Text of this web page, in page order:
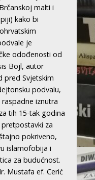
malti i
kako bi
je
odođenosti od
Bojl, autor
pred Svjetskim
podvalu,
iznutra
tih 15-tak godina
za
pokriveno,
islamofobija i
za budućnost.
Mustafa ef. Cerić